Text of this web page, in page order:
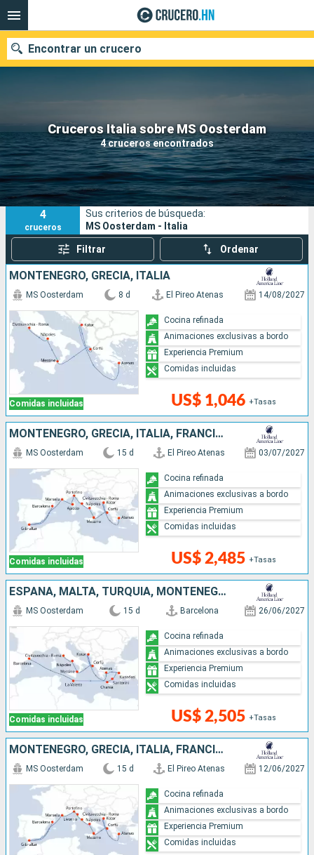
Cruceros Italia sobre MS Oosterdam
4 cruceros encontrados
Encontrar un crucero
Nuestros destinos
Fecha de salida
Puertos Compañías
Buscar
4
cruceros
Sus criterios de búsqueda:
MS Oosterdam - Italia
Filtrar Ordenar
MONTENEGRO, GRECIA, ITALIA
Comidas incluidas
MS Oosterdam 8 d El Pireo Atenas 14/08/2027
US$ 1,046 +Tasas
Cocina refinada
Animaciones exclusivas a bordo
Experiencia Premium
Comidas incluidas
MONTENEGRO, GRECIA, ITALIA, FRANCIA, ESPAÑA
Comidas incluidas
MS Oosterdam 15 d El Pireo Atenas 03/07/2027
US$ 2,485 +Tasas
Cocina refinada
Animaciones exclusivas a bordo
Experiencia Premium
Comidas incluidas
ESPAÑA, MALTA, TURQUÍA, MONTENEGRO, GRECIA, ITALIA
Comidas incluidas
MS Oosterdam 15 d Barcelona 26/06/2027
US$ 2,505 +Tasas
Cocina refinada
Animaciones exclusivas a bordo
Experiencia Premium
Comidas incluidas
MONTENEGRO, GRECIA, ITALIA, FRANCIA, ESPAÑA
MS Oosterdam 15 d El Pireo Atenas 12/06/2027
Cocina refinada
Animaciones exclusivas a bordo
Experiencia Premium
Comidas incluidas